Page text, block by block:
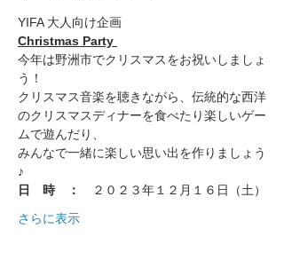
YIFA 大人向け企画
Christmas Party
今年は野洲市でクリスマスをお祝いしましょ
う！
クリスマス音楽を聴きながら、伝統的な西洋
のクリスマスディナーを食べたり楽しいゲー
ムで遊んだり、
みんなで一緒に楽しい思い出を作りましょう
♪
日　時　：
２０２３年１２月１６日（土）
さらに表示